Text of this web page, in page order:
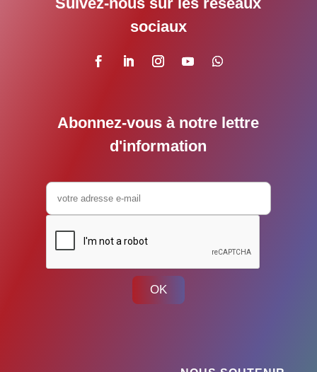
sociaux
Abonnez-vous à notre lettre
d'information
OK